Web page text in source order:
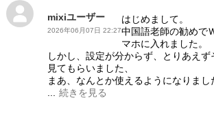
mixiユーザー
2026年06月07日 22:27
はじめまして。
中国語老師の勧めで
マホに入れました。
しかし、設定が分からず、とりあえ
見てもらいました、
まあ、なんとか使えるようになりまし
続きを見る